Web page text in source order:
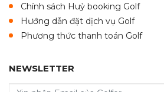
Chính sách Huỷ booking Golf
Hướng dẫn đặt dịch vụ Golf
Phương thức thanh toán Golf
NEWSLETTER